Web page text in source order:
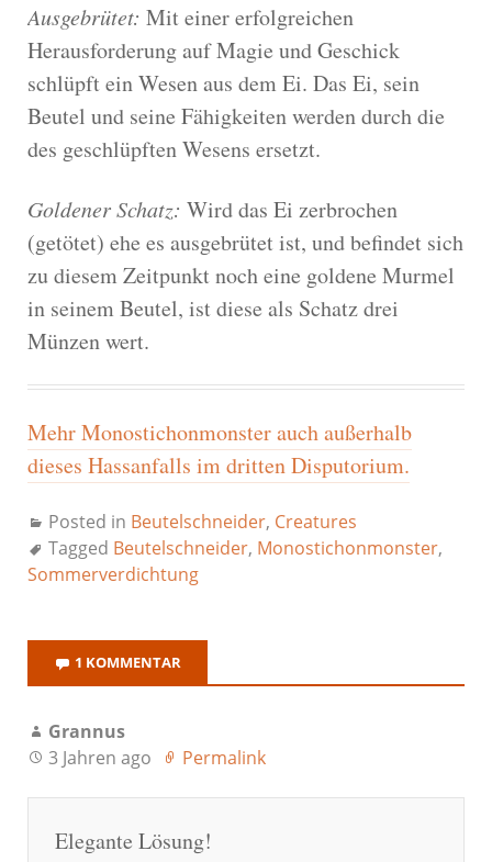
Ausgebrütet: Mit einer erfolgreichen
Herausforderung auf Magie und Geschick
schlüpft ein Wesen aus dem Ei. Das Ei, sein
Beutel und seine Fähigkeiten werden durch die
des geschlüpften Wesens ersetzt.
Goldener Schatz: Wird das Ei zerbrochen
(getötet) ehe es ausgebrütet ist, und befindet sich
zu diesem Zeitpunkt noch eine goldene Murmel
in seinem Beutel, ist diese als Schatz drei
Münzen wert.
Mehr Monostichonmonster auch außerhalb
dieses Hassanfalls im dritten Disputorium.
Posted in Beutelschneider, Creatures
Tagged Beutelschneider, Monostichonmonster,
Sommerverdichtung
1 KOMMENTAR
Grannus
3 Jahren ago
Permalink
Elegante Lösung!